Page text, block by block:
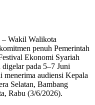
Wakil Walikota
penuh Pemerintah
Ekonomi Syariah
pada 5–7 Juni
menerima audiensi Kepala
Selatan, Bambang
Rabu (3/6/2026).